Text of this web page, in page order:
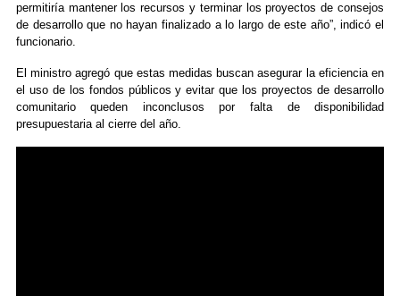
permitiría mantener los recursos y terminar los proyectos de consejos
de desarrollo que no hayan finalizado a lo largo de este año”, indicó el
funcionario.
El ministro agregó que estas medidas buscan asegurar la eficiencia en
el uso de los fondos públicos y evitar que los proyectos de desarrollo
comunitario queden inconclusos por falta de disponibilidad
presupuestaria al cierre del año.